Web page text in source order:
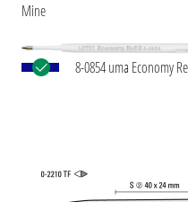
Mine
8-0854 uma Economy